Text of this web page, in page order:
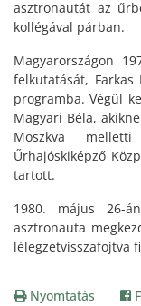
asztronautát az
kollégával párban.
Magyarországon
felkutatását,
programba. Végül
Magyari Béla,
Moszkva
Űrhajóskiképző
tartott.
1980. május 26-
asztronauta
lélegzetvisszafojtva
Nyomtatás